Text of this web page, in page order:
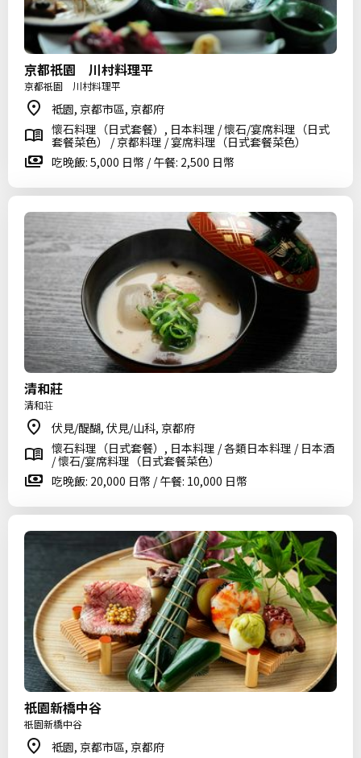
京都祇園 川村料理平
京都祇園 川村料理平
祗園, 京都市區, 京都府
懷石料理（日式套餐）, 日本料理 / 懷石/宴席料理（日式
套餐菜色） / 京都料理 / 宴席料理（日式套餐菜色）
吃晚飯: 5,000 日幣 / 午餐: 2,500 日幣
清和莊
清和荘
伏見/醍醐, 伏見/山科, 京都府
懷石料理（日式套餐）, 日本料理 / 各類日本料理 / 日本酒
/ 懷石/宴席料理（日式套餐菜色）
吃晚飯: 20,000 日幣 / 午餐: 10,000 日幣
祇園新橋中谷
祇園新橋中谷
祗園, 京都市區, 京都府